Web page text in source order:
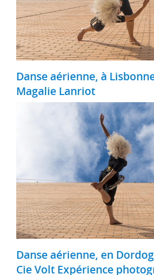
Danse aérienne, à
Magalie Lanriot
Danse aérienne, en
Cie Volt Expérience